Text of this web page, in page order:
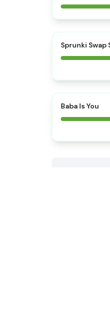
Sprunki Swap
Baba Is You